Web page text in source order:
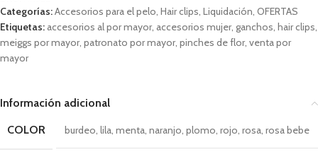
Categorías:Accesorios para el pelo, Hair clips, Liquidación, OFERTAS
Etiquetas: accesorios al por mayor, accesorios mujer, ganchos, hair clips,
meiggs por mayor, patronato por mayor, pinches de flor, venta por
mayor
Información adicional
COLOR
burdeo, lila, menta, naranjo, plomo, rojo, rosa, rosa bebe